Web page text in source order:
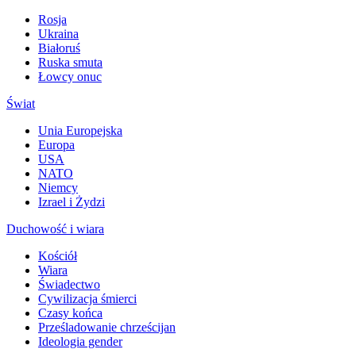
Rosja
Ukraina
Białoruś
Ruska smuta
Łowcy onuc
Świat
Unia Europejska
Europa
USA
NATO
Niemcy
Izrael i Żydzi
Duchowość i wiara
Kościół
Wiara
Świadectwo
Cywilizacja śmierci
Czasy końca
Prześladowanie chrześcijan
Ideologia gender